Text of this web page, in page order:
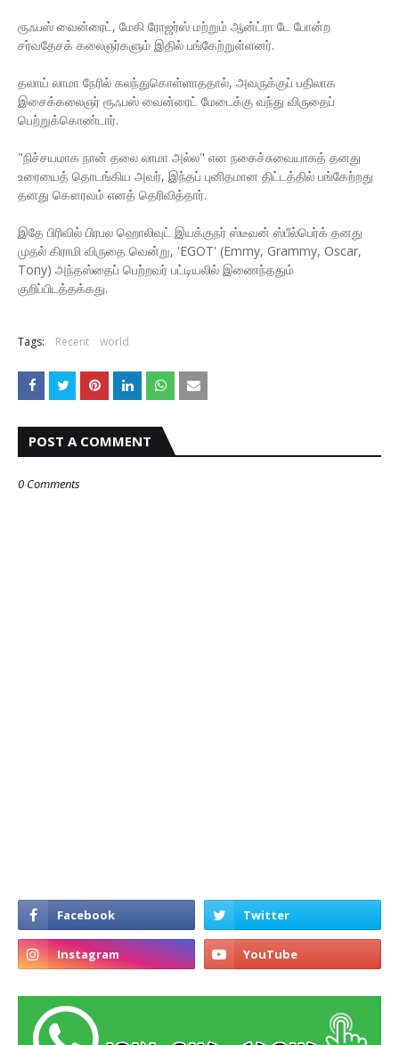
ரூஃபஸ் வைன்ரைட், மேகி ரோஜர்ஸ் மற்றும் ஆன்ட்ரா டே போன்ற
சர்வதேசக் கலைஞர்களும் இதில் பங்கேற்றுள்ளனர்.
தலாய் லாமா நேரில் கலந்துகொள்ளாததால், அவருக்குப் பதிலாக
இசைக்கலைஞர் ரூஃபஸ் வைன்ரைட் மேடைக்கு வந்து விருதைப்
பெற்றுக்கொண்டார்.
"நிச்சயமாக நான் தலை லாமா அல்ல" என நகைச்சுவையாகத் தனது
உரையைத் தொடங்கிய அவர், இந்தப் புனிதமான திட்டத்தில் பங்கேற்றது
தனது கௌரவம் எனத் தெரிவித்தார்.
இதே பிரிவில் பிரபல ஹொலிவுட் இயக்குநர் ஸ்டீவன் ஸ்பீல்பெர்க் தனது
முதல் கிராமி விருதை வென்று, 'EGOT' (Emmy, Grammy, Oscar,
Tony) அந்தஸ்தைப் பெற்றவர் பட்டியலில் இணைந்ததும்
குறிப்பிடத்தக்கது.
Tags: Recent world
POST A COMMENT
0 Comments